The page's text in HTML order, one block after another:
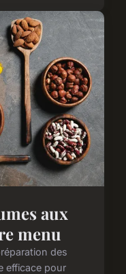
aux
menu
des
efficace pour